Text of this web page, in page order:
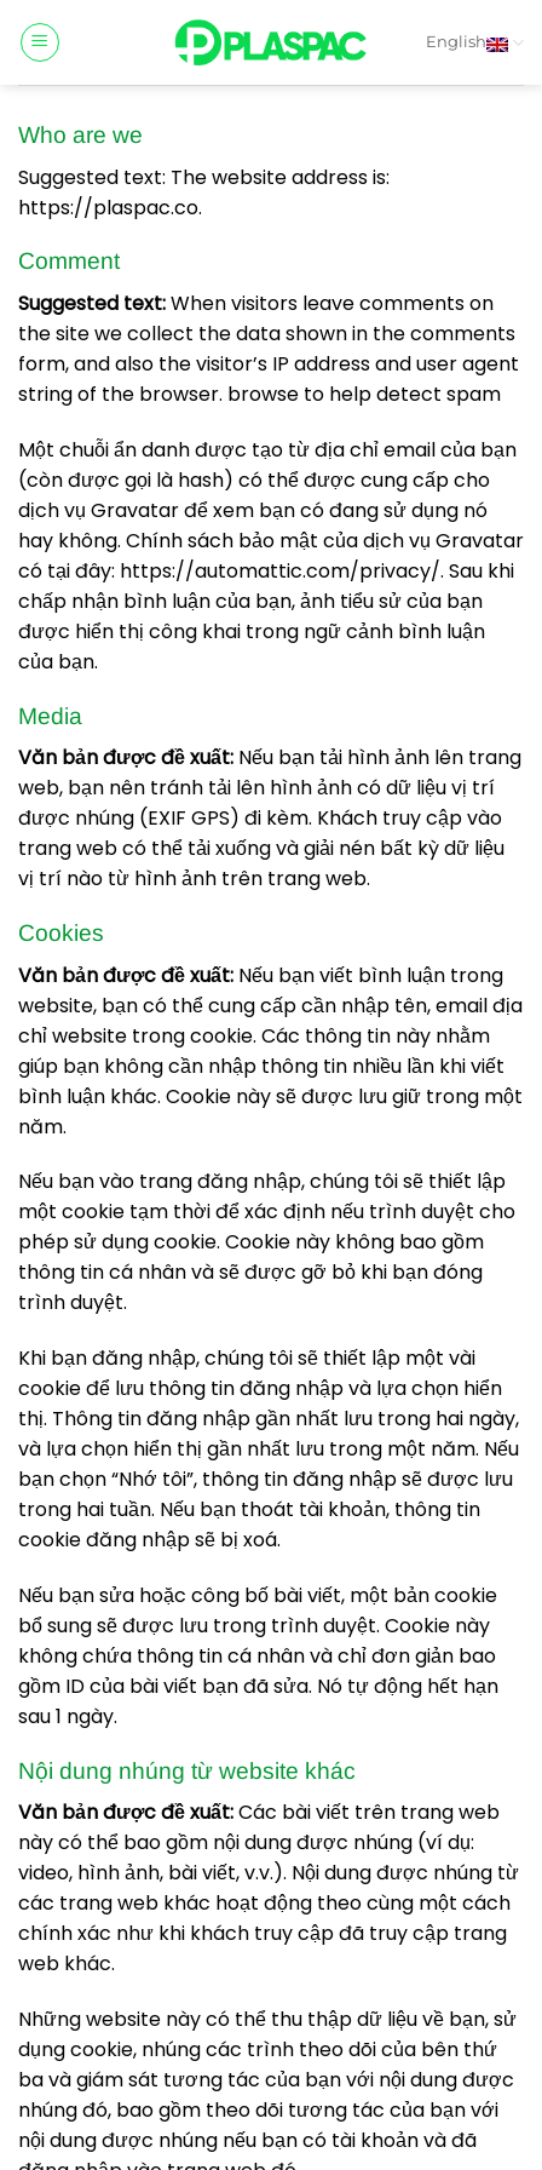
English
Who are we
Suggested text: The website address is:
https://plaspac.co.
Comment
Suggested text:When visitors leave comments on
the site we collect the data shown in the comments
form, and also the visitor’s IP address and user agent
string of the browser. browse to help detect spam
Một chuỗi ẩn danh được tạo từ địa chỉ email của bạn
(còn được gọi là hash) có thể được cung cấp cho
dịch vụ Gravatar để xem bạn có đang sử dụng nó
hay không. Chính sách bảo mật của dịch vụ Gravatar
có tại đây: https://automattic.com/privacy/. Sau khi
chấp nhận bình luận của bạn, ảnh tiểu sử của bạn
được hiển thị công khai trong ngữ cảnh bình luận
của bạn.
Media
Văn bản được đề xuất: Nếu bạn tải hình ảnh lên trang
web, bạn nên tránh tải lên hình ảnh có dữ liệu vị trí
được nhúng (EXIF GPS) đi kèm. Khách truy cập vào
trang web có thể tải xuống và giải nén bất kỳ dữ liệu
vị trí nào từ hình ảnh trên trang web.
Cookies
Văn bản được đề xuất: Nếu bạn viết bình luận trong
website, bạn có thể cung cấp cần nhập tên, email địa
chỉ website trong cookie. Các thông tin này nhằm
giúp bạn không cần nhập thông tin nhiều lần khi viết
bình luận khác. Cookie này sẽ được lưu giữ trong một
năm.
Nếu bạn vào trang đăng nhập, chúng tôi sẽ thiết lập
một cookie tạm thời để xác định nếu trình duyệt cho
phép sử dụng cookie. Cookie này không bao gồm
thông tin cá nhân và sẽ được gỡ bỏ khi bạn đóng
trình duyệt.
Khi bạn đăng nhập, chúng tôi sẽ thiết lập một vài
cookie để lưu thông tin đăng nhập và lựa chọn hiển
thị. Thông tin đăng nhập gần nhất lưu trong hai ngày,
và lựa chọn hiển thị gần nhất lưu trong một năm. Nếu
bạn chọn “Nhớ tôi”, thông tin đăng nhập sẽ được lưu
trong hai tuần. Nếu bạn thoát tài khoản, thông tin
cookie đăng nhập sẽ bị xoá.
Nếu bạn sửa hoặc công bố bài viết, một bản cookie
bổ sung sẽ được lưu trong trình duyệt. Cookie này
không chứa thông tin cá nhân và chỉ đơn giản bao
gồm ID của bài viết bạn đã sửa. Nó tự động hết hạn
sau 1 ngày.
Nội dung nhúng từ website khác
Văn bản được đề xuất:Các bài viết trên trang web
này có thể bao gồm nội dung được nhúng (ví dụ:
video, hình ảnh, bài viết, v.v.). Nội dung được nhúng từ
các trang web khác hoạt động theo cùng một cách
chính xác như khi khách truy cập đã truy cập trang
web khác.
Những website này có thể thu thập dữ liệu về bạn, sử
dụng cookie, nhúng các trình theo dõi của bên thứ
ba và giám sát tương tác của bạn với nội dung được
nhúng đó, bao gồm theo dõi tương tác của bạn với
nội dung được nhúng nếu bạn có tài khoản và đã